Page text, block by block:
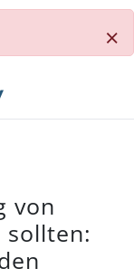
×
von
sollten: